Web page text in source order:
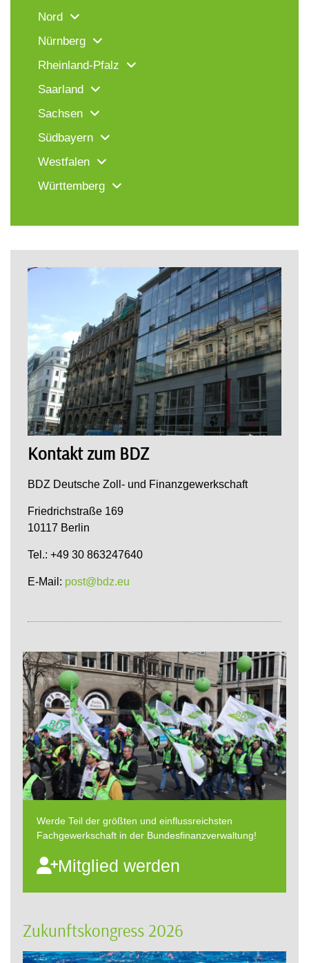
Nord
Nürnberg
Rheinland-Pfalz
Saarland
Sachsen
Südbayern
Westfalen
Württemberg
Kontakt zum BDZ
BDZ Deutsche Zoll- und Finanzgewerkschaft
Friedrichstraße 169
10117 Berlin
Tel.: +49 30 863247640
E-Mail: post@bdz.eu
Werde Teil der größten und einflussreichsten
Fachgewerkschaft in der Bundesfinanzverwaltung!
Mitglied werden
Zukunftskongress 2026